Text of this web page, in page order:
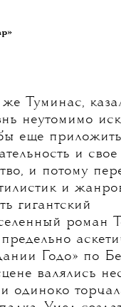
Туминас,
неутомимо
еще
и свое
и потому
и
гигантский
роман
Годо» по
валялись
одиноко